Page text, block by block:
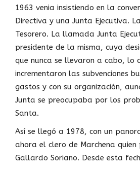
1963 venia insistiendo en la
Directiva y una Junta Ejecutiva.
Tesorero. La llamada Junta
presidente de la misma, cuya
que nunca se llevaron a cabo,
incrementaron las subvenciones
gastos y con su organización,
Junta se preocupaba por los
Santa.
Así se llegó a 1978, con un
ahora el clero de Marchena quien
Gallardo Soriano. Desde esta